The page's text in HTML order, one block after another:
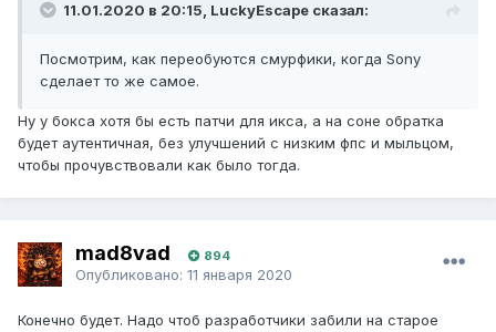
11.01.2020 в 20:15, LuckyEscape сказал:
Посмотрим, как переобуются смурфики, когда Sony
сделает то же самое.
Ну у бокса хотя бы есть патчи для икса, а на соне обратка
будет аутентичная, без улучшений с низким фпс и мыльцом,
чтобы прочувствовали как было тогда.
mad8vad 894
Опубликовано: 11 января 2020
Конечно будет. Надо чтоб разработчики забили на старое